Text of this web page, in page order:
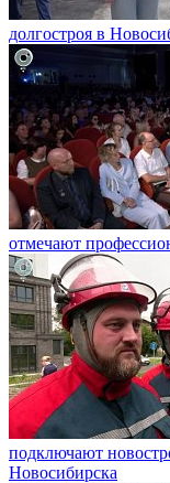
долгостроя в
отмечают
подключают
Новосибирска